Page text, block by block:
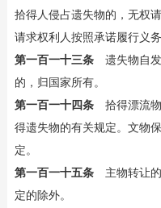
拾得人侵占遗失物的，无权
请求权利人按照承诺履行义务
第一百一十三条遗失物自发
的，归国家所有。
第一百一十四条拾得漂流物
得遗失物的有关规定。文物
定。
第一百一十五条主物转让的
定的除外。